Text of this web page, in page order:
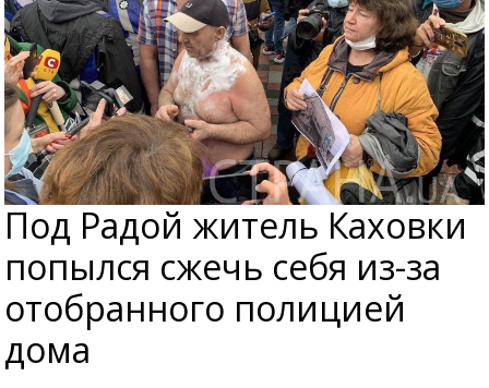
Под Радой житель Каховки
попылся сжечь себя из-за
отобранного полицией
дома